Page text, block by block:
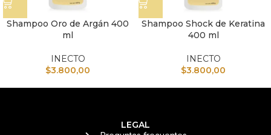
Shampoo Oro de Argán 400
ml
INECTO
$3.800,00
Shampoo Shock de Keratina
400 ml
INECTO
$3.800,00
LEGAL